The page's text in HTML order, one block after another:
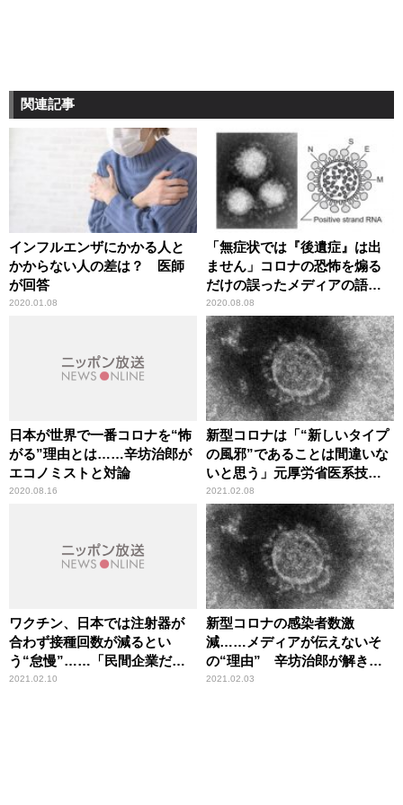
関連記事
インフルエンザにかかる人と
かからない人の差は？ 医師
が回答
2020.01.08
「無症状では『後遺症』は出
ません」コロナの恐怖を煽る
だけの誤ったメディアの語法
に辛坊治郎が異議
2020.08.08
日本が世界で一番コロナを“怖
がる”理由とは……辛坊治郎が
エコノミストと対論
2020.08.16
新型コロナは「“新しいタイプ
の風邪”であることは間違いな
いと思う」元厚労省医系技官
が見解
2021.02.08
ワクチン、日本では注射器が
合わず接種回数が減るとい
う“怠慢”……「民間企業だっ
たら責任を問われる大問題」
2021.02.10
新型コロナの感染者数激
減……メディアが伝えないそ
の“理由” 辛坊治郎が解き明
かす
2021.02.03